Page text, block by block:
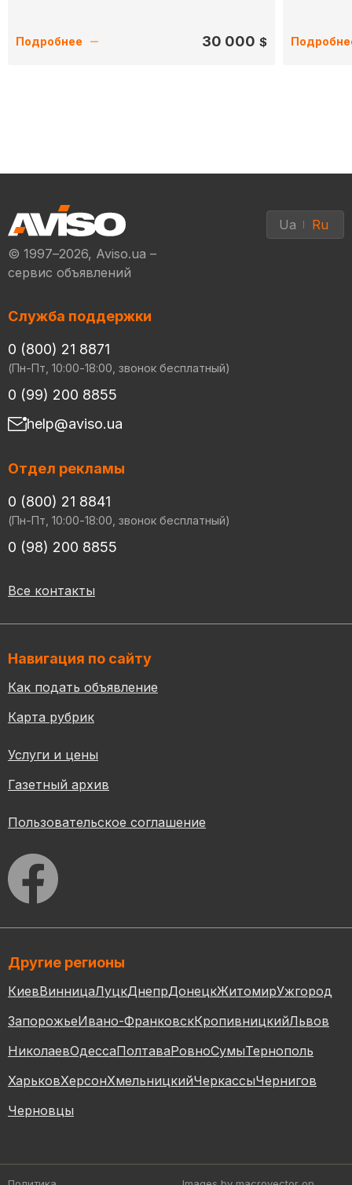
Подробнее 30 000 $
© 1997–2026, Aviso.ua –
сервис объявлений
Ua Ru
Служба поддержки
0 (800) 21 8871
(Пн-Пт, 10:00-18:00, звонок бесплатный)
0 (99) 200 8855
help@aviso.ua
Отдел рекламы
0 (800) 21 8841
(Пн-Пт, 10:00-18:00, звонок бесплатный)
0 (98) 200 8855
Все контакты
Навигация по сайту
Как подать объявление
Карта рубрик
Услуги и цены
Газетный архив
Пользовательское соглашение
Другие регионы
КиевВинницаЛуцкДнепрДонецкЖитомирУжгород
ЗапорожьеИвано-ФранковскКропивницкийЛьвов
НиколаевОдессаПолтаваРовноСумыТернополь
ХарьковХерсонХмельницкийЧеркассыЧернигов
Черновцы